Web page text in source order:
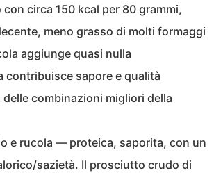
circa 150 kcal per 80 grammi,
meno grasso di molti formaggi
aggiunge quasi nulla
contribuisce sapore e qualità
combinazioni migliori della
e rucola — proteica, saporita, con un
sazietà. Il prosciutto crudo di